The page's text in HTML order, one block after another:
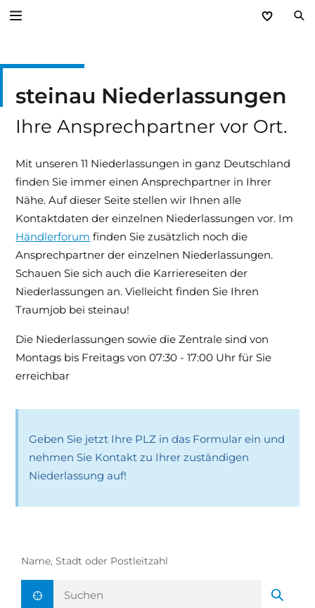
Unternehmen
Leitbild
Kundennutzen
Niederlassungen
Kontakt
Karriere
steinau Niederlassungen
Ihre Ansprechpartner vor Ort.
Mit unseren 11 Niederlassungen in ganz Deutschland
finden Sie immer einen Ansprechpartner in Ihrer
Nähe. Auf dieser Seite stellen wir Ihnen alle
Kontaktdaten der einzelnen Niederlassungen vor. Im
Händlerforum finden Sie zusätzlich noch die
Ansprechpartner der einzelnen Niederlassungen.
Schauen Sie sich auch die Karriereseiten der
Niederlassungen an. Vielleicht finden Sie Ihren
Traumjob bei steinau!
Die Niederlassungen sowie die Zentrale sind von
Montags bis Freitags von 07:30 - 17:00 Uhr für Sie
erreichbar
Geben Sie jetzt Ihre PLZ in das Formular ein und
nehmen Sie Kontakt zu Ihrer zuständigen
Niederlassung auf!
Name, Stadt oder Postleitzahl
Aktuelle Position ermitteln